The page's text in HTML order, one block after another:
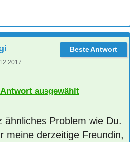
ausgewählt
ähnliches Problem wie Du.
meine derzeitige Freundin,